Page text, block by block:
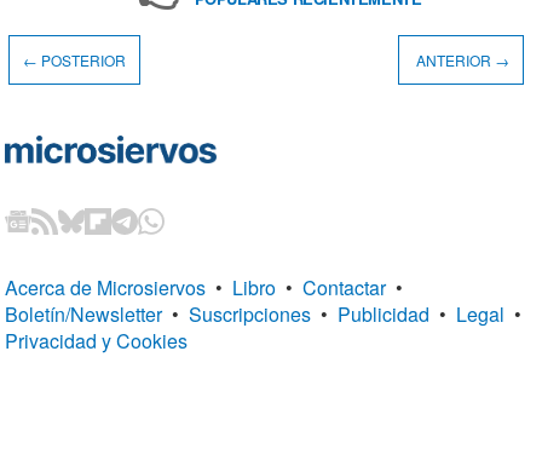
← POSTERIOR ANTERIOR →
Acerca de Microsiervos • Libro • Contactar •
Boletín/Newsletter • Suscripciones • Publicidad • Legal •
Privacidad y Cookies